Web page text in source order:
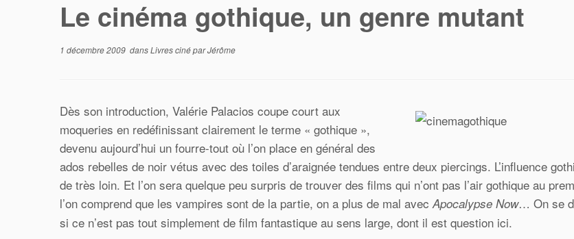
Le cinéma gothique, un genre mutant
1 décembre 2009 dansLivres cinéparJérôme
Dès son introduction, Valérie Palacios coupe court aux
moqueries en redéfinissant clairement le terme « gothique »,
devenu aujourd’hui un fourre-tout où l’on place en général des
ados rebelles de noir vétus avec des toiles d’araignée tendues entre deux piercings. L’influence
de très loin. Et l’on sera quelque peu surpris de trouver des films qui n’ont pas l’air gothique au
l’on comprend que les vampires sont de la partie, on a plus de mal avec Apocalypse Now… On se
si ce n’est pas tout simplement de film fantastique au sens large, dont il est question ici.